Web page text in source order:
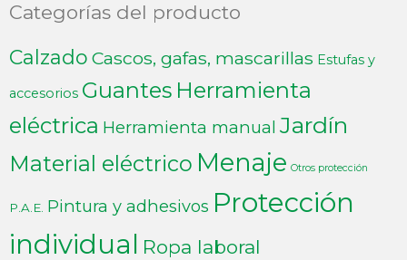
Categorías del producto
Calzado Cascos, gafas, mascarillas Estufas y
accesorios Guantes Herramienta
eléctrica Herramienta manual Jardín
Material eléctrico Menaje Otros protección
P.A.E. Pintura y adhesivos Protección
individual Ropa laboral